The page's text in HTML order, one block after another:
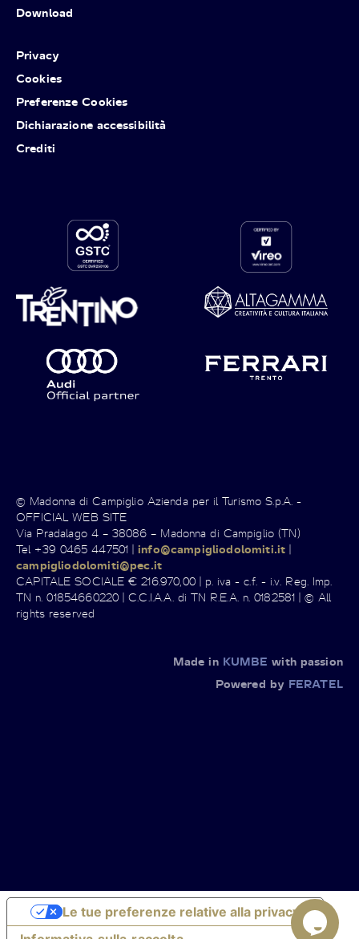
Download
Privacy
Cookies
Preferenze Cookies
Dichiarazione accessibilità
Crediti
© Madonna di Campiglio Azienda per il Turismo S.p.A. -
OFFICIAL WEB SITE
Via Pradalago 4 – 38086 – Madonna di Campiglio (TN)
Tel +39 0465 447501 |info@campigliodolomiti.it |
campigliodolomiti@pec.it
CAPITALE SOCIALE € 216.970,00 | p. iva - c.f. - i.v. Reg. Imp.
TN n. 01854660220 | C.C.I.A.A. di TN R.E.A. n. 0182581 | © All
rights reserved
Made in KUMBE with passion
Powered by FERATEL
Le tue preferenze relative alla privacy